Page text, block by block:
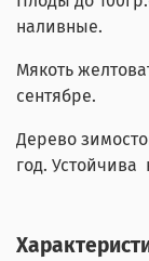
наливные.
Мякоть
сентябре.
Дерево
год. Устойчива